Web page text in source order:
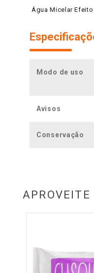
Água Micelar
Modo de uso
Avisos
Conservação